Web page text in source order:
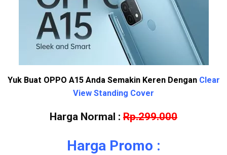
Yuk Buat OPPO A15 Anda Semakin Keren Dengan Clear
View Standing Cover
Harga Normal : Rp.299.000
Harga Promo :